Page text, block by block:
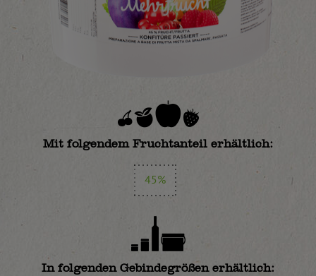
Mit folgendem Fruchtanteil erhältlich:
45%
In folgenden Gebindegrößen erhältlich: